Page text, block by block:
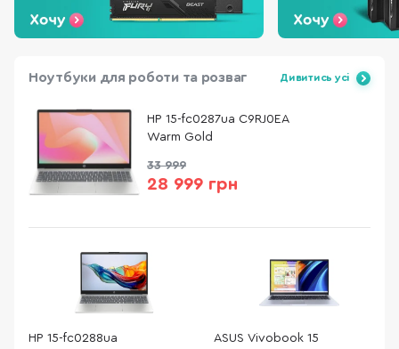
Ноутбуки для роботи та розваг Дивитись усі
HP 15-fc0287ua C9RJ0EA
Warm Gold
33 999
28 999 грн
HP 15-fc0288ua
ASUS Vivobook 15